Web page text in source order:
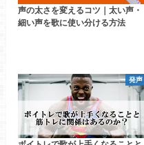
声の太さを変えるコツ｜太い声・
細い声を歌に使い分ける方法
発声